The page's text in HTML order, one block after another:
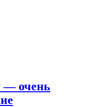
— очень